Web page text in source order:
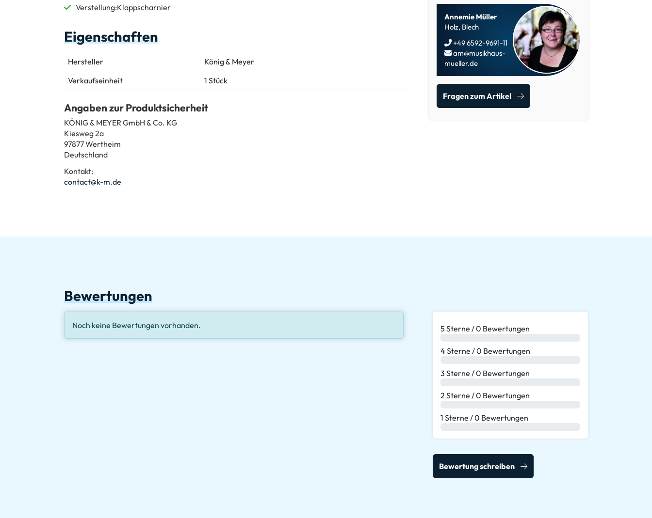
Verstellung:Klappscharnier
Eigenschaften
Hersteller
König & Meyer
Verkaufseinheit
1 Stück
Angaben zur Produktsicherheit
KÖNIG & MEYER GmbH & Co. KG
Kiesweg 2a
97877 Wertheim
Deutschland
Kontakt:
contact@k-m.de
Annemie Müller
Holz, Blech
+49 6592-9691-11
am@musikhaus-
mueller.de
Fragen zum Artikel
Bewertungen
5 Sterne / 0 Bewertungen
4 Sterne / 0 Bewertungen
3 Sterne / 0 Bewertungen
2 Sterne / 0 Bewertungen
1 Sterne / 0 Bewertungen
Bewertung schreiben
Noch keine Bewertungen vorhanden.